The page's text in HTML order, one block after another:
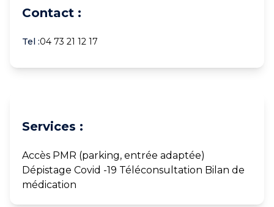
Contact :
Tel :04 73 21 12 17
Services :
Accès PMR (parking, entrée adaptée)
Dépistage Covid -19 Téléconsultation Bilan de
médication